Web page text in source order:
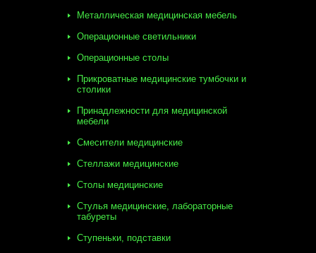
Металлическая медицинская мебель
Операционные светильники
Операционные столы
Прикроватные медицинские тумбочки и
столики
Принадлежности для медицинской
мебели
Смесители медицинские
Стеллажи медицинские
Столы медицинские
Стулья медицинские, лабораторные
табуреты
Ступеньки, подставки